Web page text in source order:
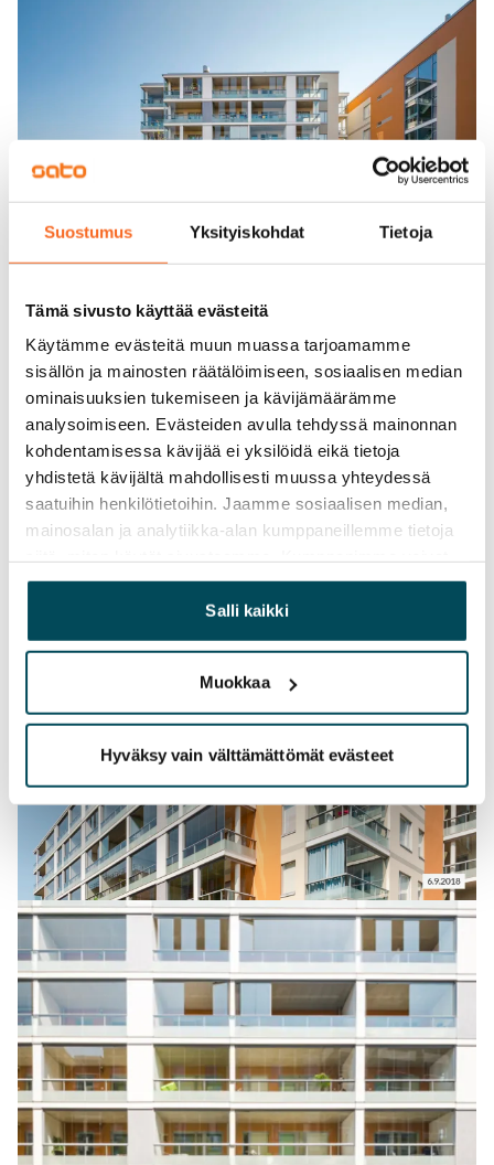
Suostumus Yksityiskohdat Tietoja
Tämä sivusto käyttää evästeitä
Käytämme evästeitä muun muassa tarjoamamme
sisällön ja mainosten räätälöimiseen, sosiaalisen median
ominaisuuksien tukemiseen ja kävijämäärämme
analysoimiseen. Evästeiden avulla tehdyssä mainonnan
kohdentamisessa kävijää ei yksilöidä eikä tietoja
yhdistetä kävijältä mahdollisesti muussa yhteydessä
saatuihin henkilötietoihin. Jaamme sosiaalisen median,
mainosalan ja analytiikka-alan kumppaneillemme tietoja
yhdistää näitä tietoja muihin tietoihin, joita olet antanut
heille tai joita on kerätty, kun olet käyttänyt heidän
palvelujaan.
Salli kaikki
Muokkaa
Hyväksy vain välttämättömät evästeet